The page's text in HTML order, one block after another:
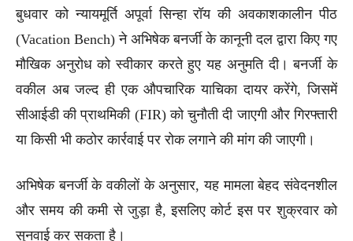
बुधवार को न्यायमूर्ति अपूर्वा सिन्हा रॉय की अवकाशकालीन पीठ
(Vacation Bench) ने अभिषेक बनर्जी के कानूनी दल द्वारा किए गए
मौखिक अनुरोध को स्वीकार करते हुए यह अनुमति दी। बनर्जी के
वकील अब जल्द ही एक औपचारिक याचिका दायर करेंगे, जिसमें
सीआईडी की प्राथमिकी (FIR) को चुनौती दी जाएगी और गिरफ्तारी
या किसी भी कठोर कार्रवाई पर रोक लगाने की मांग की जाएगी।
अभिषेक बनर्जी के वकीलों के अनुसार, यह मामला बेहद संवेदनशील
और समय की कमी से जुड़ा है, इसलिए कोर्ट इस पर शुक्रवार को
सुनवाई कर सकता है।